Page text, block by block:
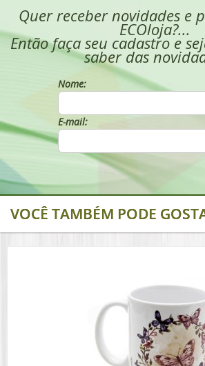
Quer receber novidades e
ECOloja?...
Então faça seu cadastro e
saber das
Nome:
E-mail:
VOCÊ TAMBÉM PODE